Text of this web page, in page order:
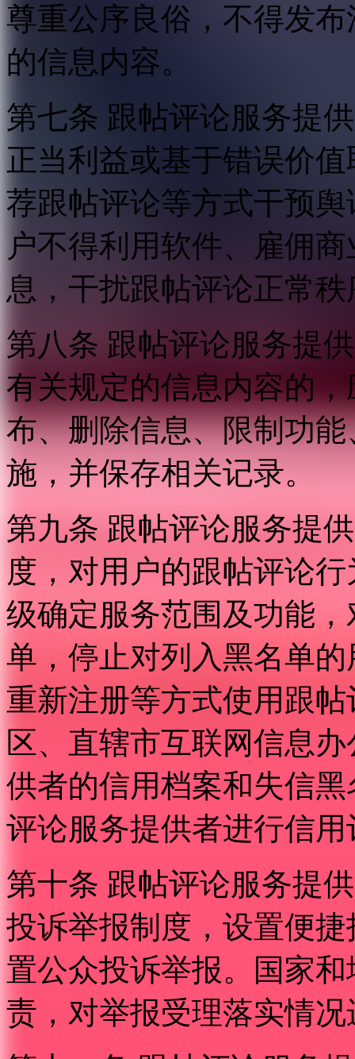
尊重公序良俗，不得发
的信息内容。
第七条 跟帖评论服务提
正当利益或基于错误价
荐跟帖评论等方式干预
户不得利用软件、雇佣
息，干扰跟帖评论正常
第八条 跟帖评论服务提
有关规定的信息内容的
布、删除信息、限制功
施，并保存相关记录。
第九条 跟帖评论服务提
度，对用户的跟帖评论
级确定服务范围及功能
单，停止对列入黑名单
重新注册等方式使用跟
区、直辖市互联网信息
供者的信用档案和失信
评论服务提供者进行信用
第十条 跟帖评论服务提
投诉举报制度，设置便
置公众投诉举报。国家
责，对举报受理落实情